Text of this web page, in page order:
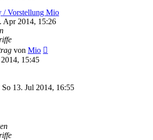
/ Vorstellung Mio
Apr 2014, 15:26
von Mio
15:45
So 13. Jul 2014, 16:55